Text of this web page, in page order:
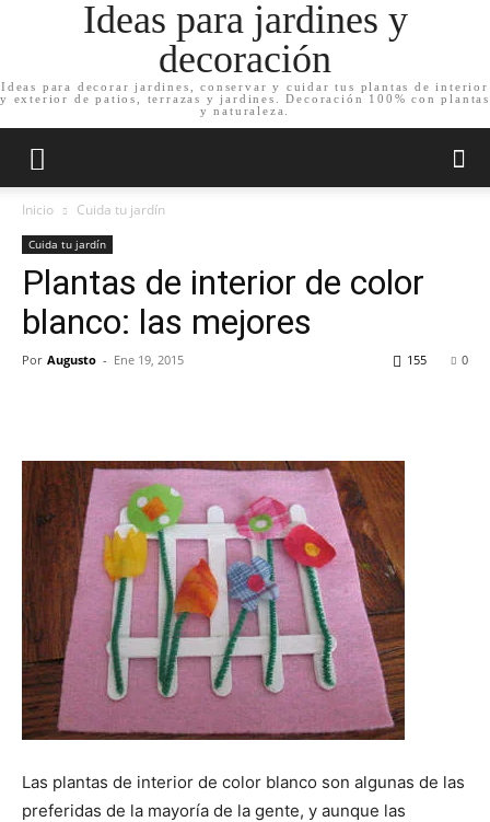
Ideas para jardines y
decoración
Ideas para decorar jardines, conservar y cuidar tus plantas de interior
y exterior de patios, terrazas y jardines. Decoración 100% con plantas
y naturaleza.
Inicio Cuida tu jardín
Cuida tu jardín
Plantas de interior de color
blanco: las mejores
Por Augusto - Ene 19, 2015 0
155
Las plantas de interior de color blanco son algunas de las
preferidas de la mayoría de la gente, y aunque las